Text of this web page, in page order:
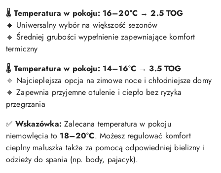
🌡 Temperatura w pokoju: 16–20°C→2.5 TOG
🔹 Uniwersalny wybór na większość sezonów
🔹 Średniej grubości wypełnienie zapewniające komfort
termiczny
🌡 Temperatura w pokoju: 14–16°C→3.5 TOG
🔹 Najcieplejsza opcja na zimowe noce i chłodniejsze domy
🔹 Zapewnia przyjemne otulenie i ciepło bez ryzyka
przegrzania
✅ Wskazówka: Zalecana temperatura w pokoju
niemowlęcia to 18–20°C. Możesz regulować komfort
cieplny maluszka także za pomocą odpowiedniej bielizny i
odzieży do spania (np. body, pajacyk).